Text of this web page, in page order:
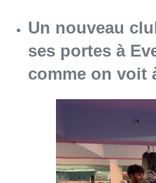
08 août 2026Consulter